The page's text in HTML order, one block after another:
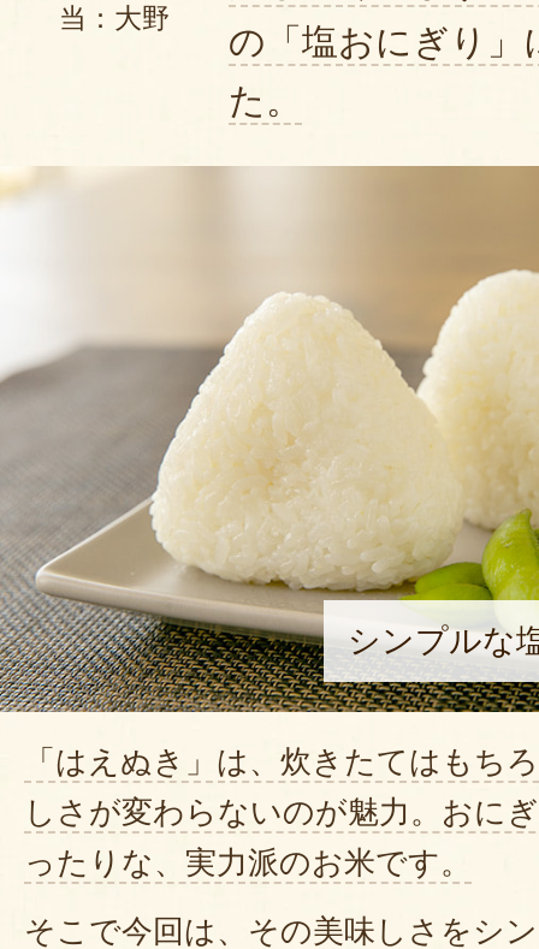
当：大野
の「塩おにぎり」
た。
シンプルな
「はえぬき」は、炊きたてはもち
しさが変わらないのが魅力。おに
ったりな、実力派のお米です。
そこで今回は、その美味しさをシ